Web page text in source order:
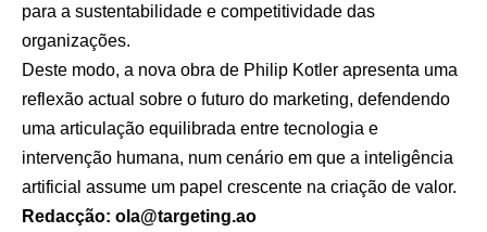
para a sustentabilidade e competitividade das
organizações.
Deste modo, a nova obra de Philip Kotler apresenta uma
reflexão actual sobre o futuro do marketing, defendendo
uma articulação equilibrada entre tecnologia e
intervenção humana, num cenário em que a inteligência
artificial assume um papel crescente na criação de valor.
Redacção: ola@targeting.ao